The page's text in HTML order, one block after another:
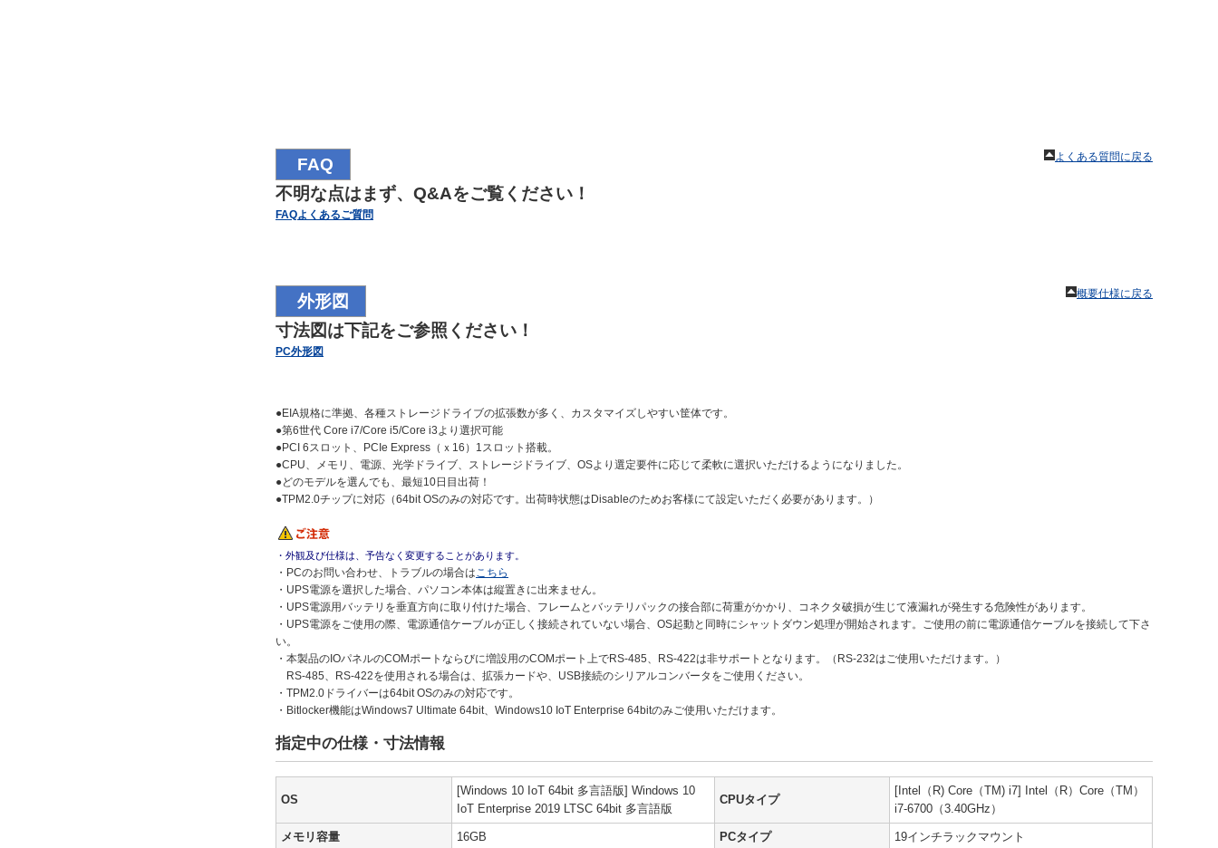
FAQ
不明な点はまず、Q&Aをご覧ください！
FAQよくあるご質問
よくある質問に戻る
外形図
寸法図は下記をご参照ください！
PC外形図
概要仕様に戻る
●EIA規格に準拠、各種ストレージドライブの拡張数が多く、カスタマイズしやすい筐体です。
●第6世代 Core i7/Core i5/Core i3より選択可能
●PCI 6スロット、PCIe Express（ｘ16）1スロット搭載。
●CPU、メモリ、電源、光学ドライブ、ストレージドライブ、OSより選定要件に応じて柔軟に選択いただけるようになりました。
●どのモデルを選んでも、最短10日目出荷！
●TPM2.0チップに対応（64bit OSのみの対応です。出荷時状態はDisableのためお客様にて設定いただく必要があります。）
・外観及び仕様は、予告なく変更することがあります。
・PCのお問い合わせ、トラブルの場合はこちら
・UPS電源を選択した場合、パソコン本体は縦置きに出来ません。
・UPS電源用バッテリを垂直方向に取り付けた場合、フレームとバッテリパックの接合部に荷重がかかり、コネクタ破損が生じて液漏れが発生する危険性があります。
・UPS電源をご使用の際、電源通信ケーブルが正しく接続されていない場合、OS起動と同時にシャットダウン処理が開始されます。ご使用の前に電源通信ケーブルを接続して下さ
い。
・本製品のIOパネルのCOMポートならびに増設用のCOMポート上でRS-485、RS-422は非サポートとなります。（RS-232はご使用いただけます。）
RS-485、RS-422を使用される場合は、拡張カードや、USB接続のシリアルコンバータをご使用ください。
・TPM2.0ドライバーは64bit OSのみの対応です。
・Bitlocker機能はWindows7 Ultimate 64bit、Windows10 IoT Enterprise 64bitのみご使用いただけます。
指定中の仕様・寸法情報
OS
[Windows 10 IoT 64bit 多言語版] Windows 10
IoT Enterprise 2019 LTSC 64bit 多言語版
CPUタイプ
[Intel（R) Core（TM) i7] Intel（R）Core（TM）
i7-6700（3.40GHz）
メモリ容量 16GB PCタイプ 19インチラックマウント